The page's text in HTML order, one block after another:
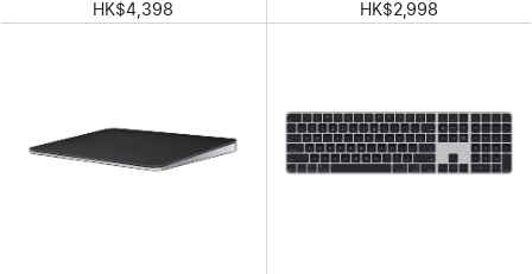
HK$4,398 HK$2,998